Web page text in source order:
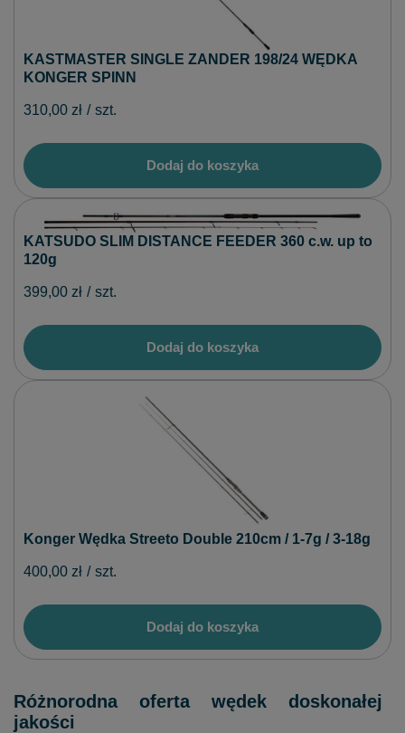
KASTMASTER SINGLE ZANDER 198/24 WĘDKA
KONGER SPINN
310,00 zł / szt.
Dodaj do koszyka
KATSUDO SLIM DISTANCE FEEDER 360 c.w. up to
120g
399,00 zł / szt.
Dodaj do koszyka
Konger Wędka Streeto Double 210cm / 1-7g / 3-18g
400,00 zł / szt.
Dodaj do koszyka
Różnorodna oferta wędek doskonałej
jakości